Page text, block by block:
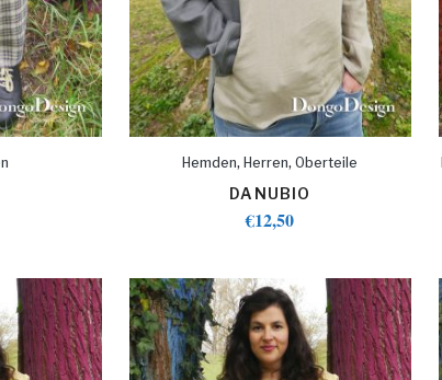
Hemden,Herren,Oberteile
DANUBIO
€12,50